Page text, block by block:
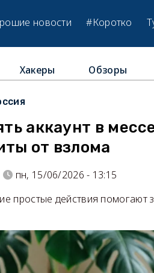
новости #Коротко
Хакеры Обзоры
аккаунт в
от взлома
пн, 15/06/2026 - 13:15
простые действия помогают